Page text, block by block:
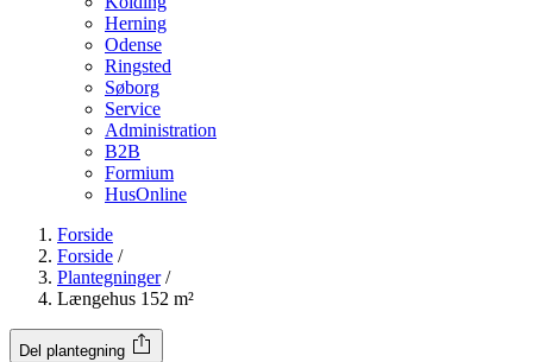
Herning
Odense
Ringsted
Søborg
Service
Administration
B2B
Formium
HusOnline
Forside
Forside /
Plantegninger /
Længehus 152 m²
Del plantegning